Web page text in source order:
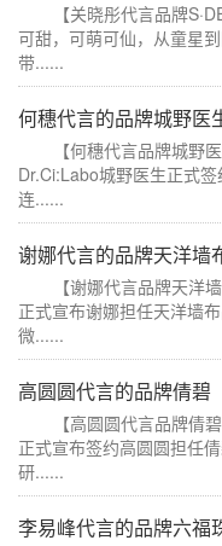
【关晓彤代言品牌
可甜，可萌可仙，从童星
带......
何穗代言的品牌城野医
【何穗代言品牌城野
Dr.Ci:Labo城野医生正式签
连......
谢娜代言的品牌天洋墙
【谢娜代言品牌天洋
正式宣布谢娜担任天洋墙
微......
高圆圆代言的品牌倩碧
【高圆圆代言品牌倩
正式宣布签约高圆圆担任
研......
李易峰代言的品牌六福